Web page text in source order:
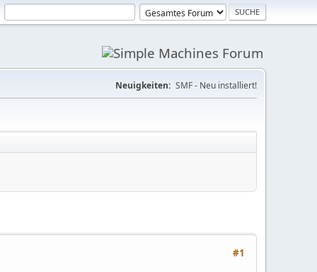
Neuigkeiten: SMF - Neu installiert!
#1